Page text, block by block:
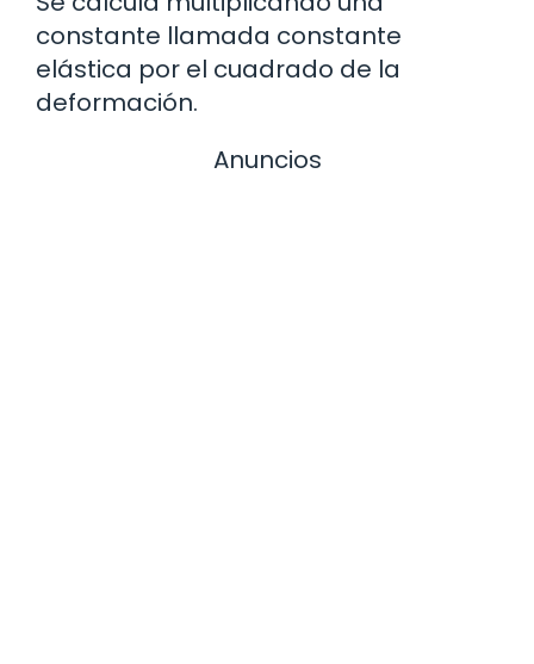
constante llamada constante
elástica por el cuadrado de la
deformación.
Anuncios